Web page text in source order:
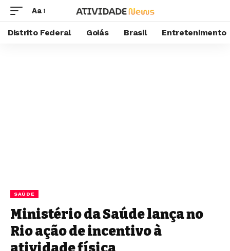
Aa
Distrito Federal Goiás Brasil Entretenimento
SAÚDE
Ministério da Saúde lança no
Rio ação de incentivo à